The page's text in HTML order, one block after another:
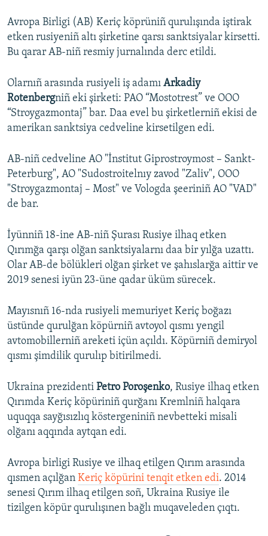
RFE/RS bütün saytları
Avropa Birligi (AB) Keriç köprüniñ qurulışında iştirak
etken rusiyeniñ altı şirketine qarsı sanktsiyalar kirsetti.
Bu qarar AB-niñ resmiy jurnalında derc etildi.
Olarnıñ arasında rusiyeli iş adamı Arkadiy
Rotenbergniñ eki şirketi: PAO “Mostotrest” ve OOO
“Stroygazmontaj” bar. Daa evel bu şirketlerniñ ekisi de
amerikan sanktsiya cedveline kirsetilgen edi.
AB-niñ cedveline AO "İnstitut Giprostroymost – Sankt-
Peterburg", AO "Sudostroitelnıy zavod "Zaliv", OOO
"Stroygazmontaj – Most" ve Vologda şeeriniñ AO "VAD"
de bar.
İyünniñ 18-ine AB-niñ Şurası Rusiye ilhaq etken
Qırımğa qarşı olğan sanktsiyalarnı daa bir yılğa uzattı.
Olar AB-de bölükleri olğan şirket ve şahıslarğa aittir ve
2019 senesi iyün 23-üne qadar üküm sürecek.
Mayısnıñ 16-nda rusiyeli memuriyet Keriç boğazı
üstünde qurulğan köpürniñ avtoyol qısmı yengil
avtomobillerniñ areketi içün açıldı. Köpürniñ demiryol
qısmı şimdilik qurulıp bitirilmedi.
Ukraina prezidenti Petro Poroşenko, Rusiye ilhaq etken
Qırımda Keriç köpüriniñ qurğanı Kremlniñ halqara
uquqqa sayğısızlıq köstergeniniñ nevbetteki misali
olğanı aqqında aytqan edi.
Avropa birligi Rusiye ve ilhaq etilgen Qırım arasında
qısmen açılğan Keriç köpürini tenqit etken edi. 2014
senesi Qırım ilhaq etilgen soñ, Ukraina Rusiye ile
tizilgen köpür qurulışınen bağlı muqaveleden çıqtı.